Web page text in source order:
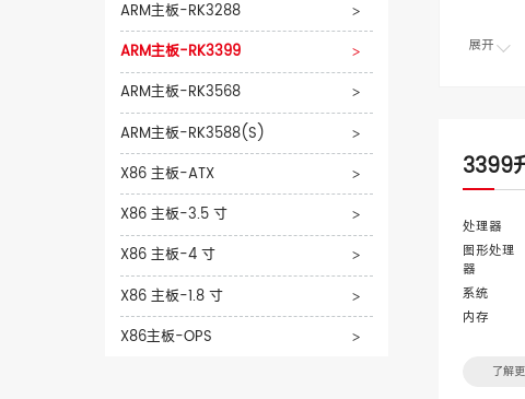
ARM主板-RK3288 >
ARM主板-RK3399 >
ARM主板-RK3568 >
ARM主板-RK3588(S) >
X86 主板-ATX >
X86 主板-3.5 寸 >
X86 主板-4 寸 >
X86 主板-1.8 寸 >
X86主板-OPS >
展开
3399
处理器
图形处理
器
系统
内存
了解